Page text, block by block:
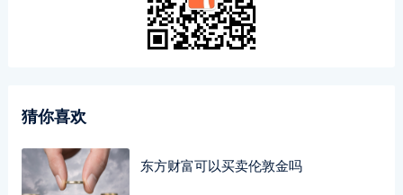
猜你喜欢
东方财富可以买卖伦敦金吗